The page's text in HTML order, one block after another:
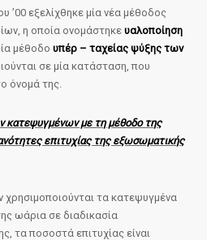
’00 εξελίχθηκε μία νέα μέθοδος
η οποία ονομάστηκευαλοποίηση
μέθοδουπέρ – ταχείας ψύξης των
σε μία κατάσταση, που
όνομά της.
με τη μέθοδο της
επιτυχίας της εξωσωματικής
χρησιμοποιούνται τα κατεψυγμένα
ωάρια σε διαδικασία
τα ποσοστά επιτυχίας είναι